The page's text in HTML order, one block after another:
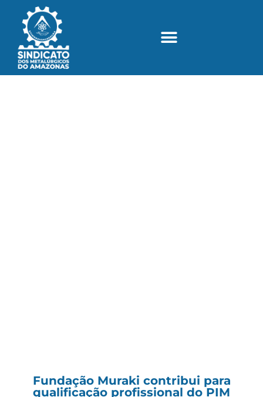
Fundação Muraki contribui para
qualificação profissional do PIM